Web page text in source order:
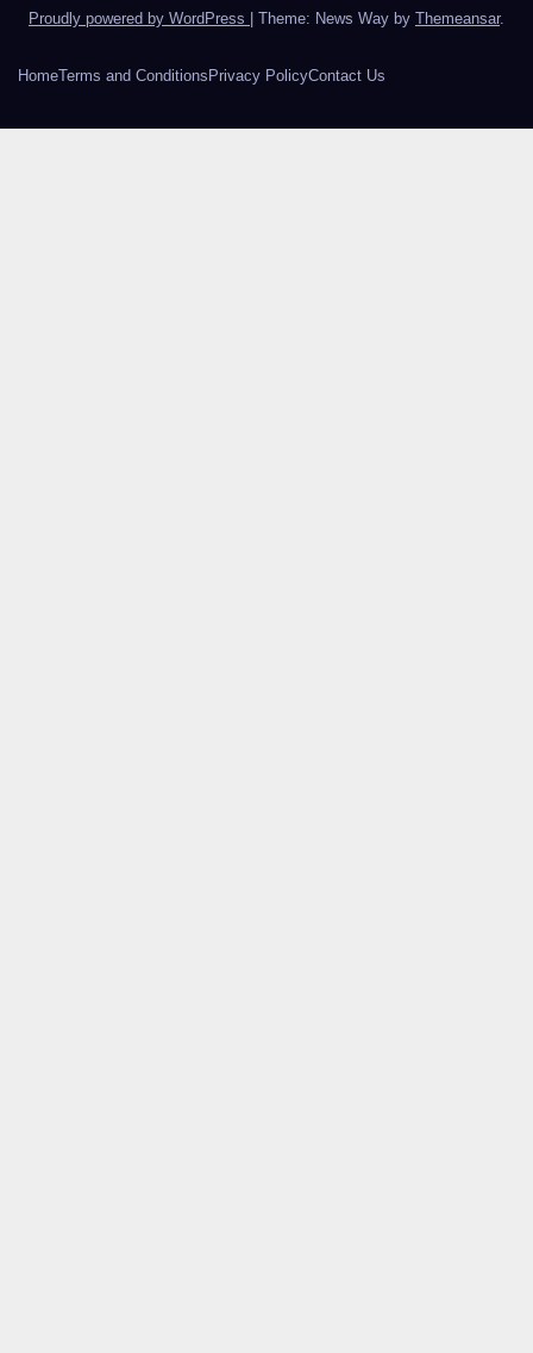
Proudly powered by WordPress | Theme: News Way by Themeansar.
HomeTerms and Conditions Privacy PolicyContact Us